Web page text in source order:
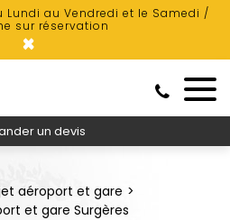
Lundi au Vendredi et le Samedi /
sur réservation
×
un devis
aéroport et gare
et gare Surgères